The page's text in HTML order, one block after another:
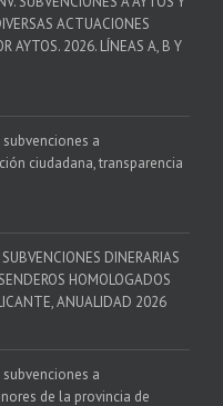
ACTUACIONES
AYTOS. 2026. LÍNEAS A, B Y
a
ciudadana, transparencia
DINERARIAS
HOMOLOGADOS
ANUALIDAD 2026
a
de la provincia de